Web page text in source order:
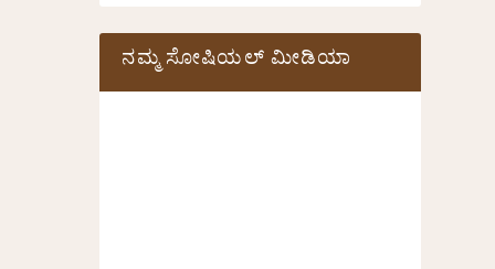
ನಮ್ಮ ಸೋಷಿಯಲ್‌ ಮೀಡಿಯಾ